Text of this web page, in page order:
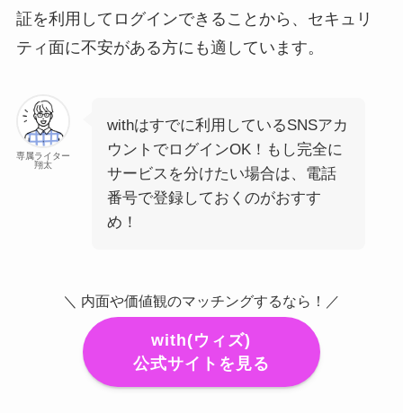
証を利用してログインできることから、セキュリ
ティ面に不安がある方にも適しています。
専属ライター
翔太
withはすでに利用しているSNSアカ
ウントでログインOK！もし完全に
サービスを分けたい場合は、電話
番号で登録しておくのがおすす
め！
＼ 内面や価値観のマッチングするなら！／
with(ウィズ)
公式サイトを見る